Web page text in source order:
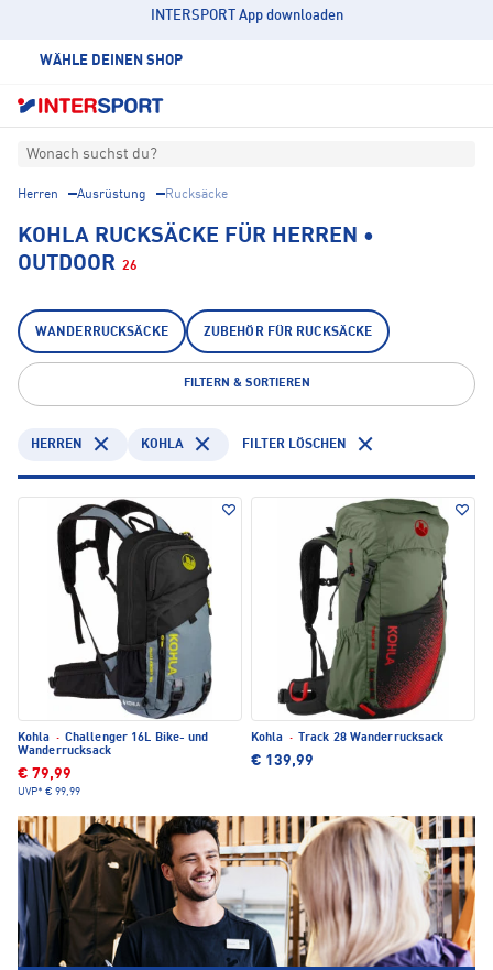
INTERSPORT App downloaden
WÄHLE DEINEN SHOP
Wonach suchst du?
Herren Ausrüstung Rucksäcke
KOHLA RUCKSÄCKE FÜR HERREN •
OUTDOOR 26
WANDERRUCKSÄCKE ZUBEHÖR FÜR RUCKSÄCKE
FILTERN & SORTIEREN
HERREN KOHLA FILTER LÖSCHEN
Kohla · Challenger 16L Bike- und
Wanderrucksack
€ 79,99
UVP* € 99,99
Kohla · Track 28 Wanderrucksack
€ 139,99